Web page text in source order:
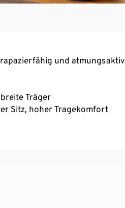
und atmungsaktiv
Träger
Sitz, hoher Tragekomfort